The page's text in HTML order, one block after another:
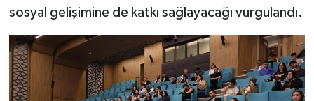
sosyal gelişimine de katkı sağlayacağı vurgulandı.